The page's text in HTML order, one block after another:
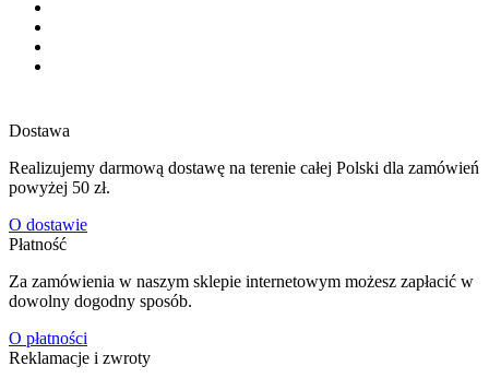
Dostawa
Realizujemy darmową dostawę na terenie całej Polski dla zamówień
powyżej 50 zł.
O dostawie
Płatność
Za zamówienia w naszym sklepie internetowym możesz zapłacić w
dowolny dogodny sposób.
O płatności
Reklamacje i zwroty